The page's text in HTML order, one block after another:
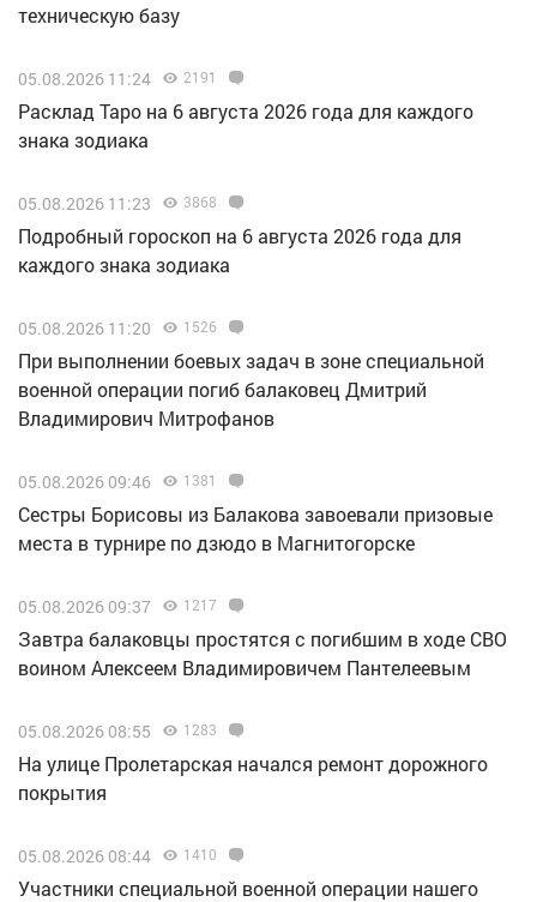
техническую базу
05.08.2026 11:24 2191
Расклад Таро на 6 августа 2026 года для каждого
знака зодиака
05.08.2026 11:23 3868
Подробный гороскоп на 6 августа 2026 года для
каждого знака зодиака
05.08.2026 11:20 1526
При выполнении боевых задач в зоне специальной
военной операции погиб балаковец Дмитрий
Владимирович Митрофанов
05.08.2026 09:46 1381
Сестры Борисовы из Балакова завоевали призовые
места в турнире по дзюдо в Магнитогорске
05.08.2026 09:37 1217
Завтра балаковцы простятся с погибшим в ходе СВО
воином Алексеем Владимировичем Пантелеевым
05.08.2026 08:55 1283
На улице Пролетарская начался ремонт дорожного
покрытия
05.08.2026 08:44 1410
Участники специальной военной операции нашего